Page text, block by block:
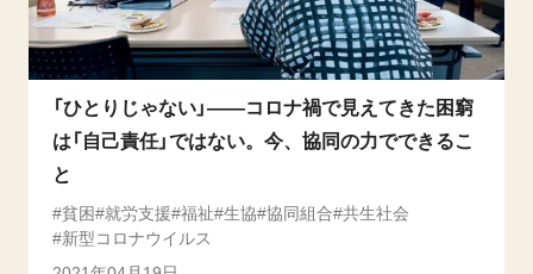
「ひとりじゃない」――コロナ禍で見えてきた困窮
は「自己責任」ではない。今、協同の力でできるこ
と
貧困 就労支援 福祉 生協 協同組合 共生社会
新型コロナウイルス